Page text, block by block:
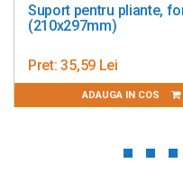
Suport pentru pliante,
(210x297mm)
Pret: 35,59 Lei
ADAUGA IN COS